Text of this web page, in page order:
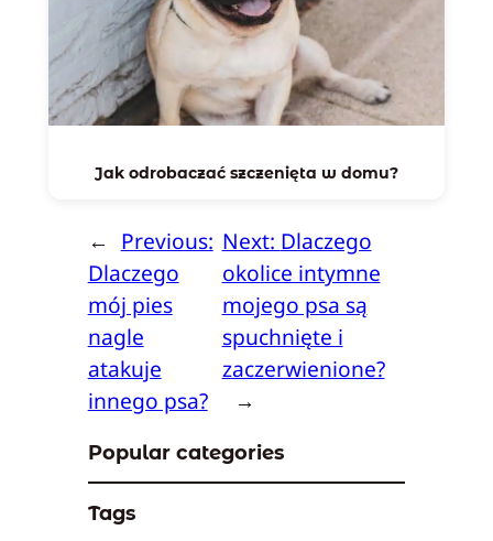
Jak odrobaczać szczenięta w domu?
← Previous:
Dlaczego
mój pies
nagle
atakuje
innego psa?
Next: Dlaczego
okolice intymne
mojego psa są
spuchnięte i
zaczerwienione?
→
Popular categories
Tags